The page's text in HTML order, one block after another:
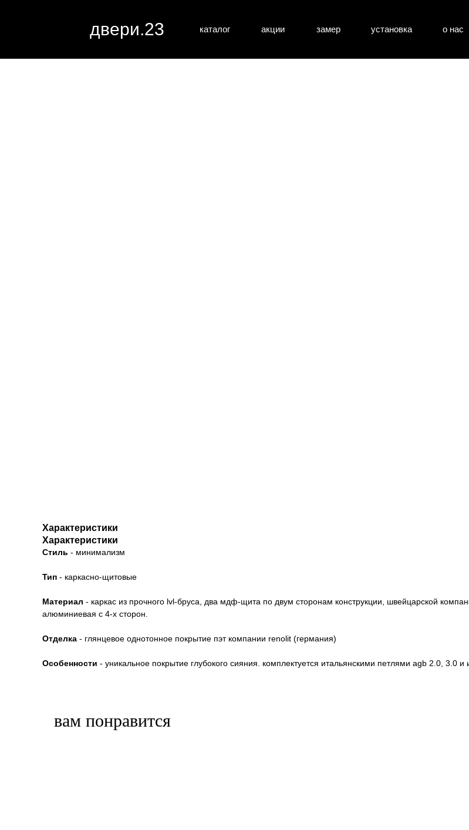
каталог о нас
установка
акции замер
двери.23
Характеристики
Характеристики
Стиль - минимализм
Тип - каркасно-щитовые
Материал - каркас из прочного lvl-бруса, два мдф-щита по двум сторонам конструкции, швейцарской
aлюминиевая с 4-х сторон.
Отделка - глянцевое однотонное покрытие пэт компании renolit (германия)
Особенности - уникальное покрытие глубокого сияния. комплектуется итальянскими петлями agb 2.0, 3.0 и
вам понравится